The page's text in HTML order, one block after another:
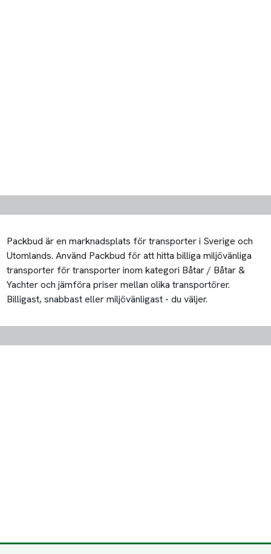
Packbud är en marknadsplats för transporter i Sverige och
Utomlands. Använd Packbud för att hitta billiga miljövänliga
transporter för transporter inom kategori Båtar / Båtar &
Yachter och jämföra priser mellan olika transportörer.
Billigast, snabbast eller miljövänligast - du väljer.